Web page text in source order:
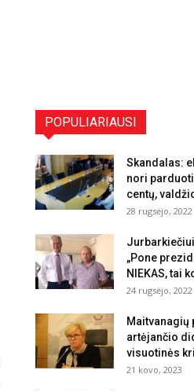
POPULIARIAUSI
Skandalas:
nori
centų,
28 rugsėjo, 2022
„Pone
NIEKAS, tai
24 rugsėjo, 2022
Maitvanagių
artėjančio
visuotinės
21 kovo, 2023